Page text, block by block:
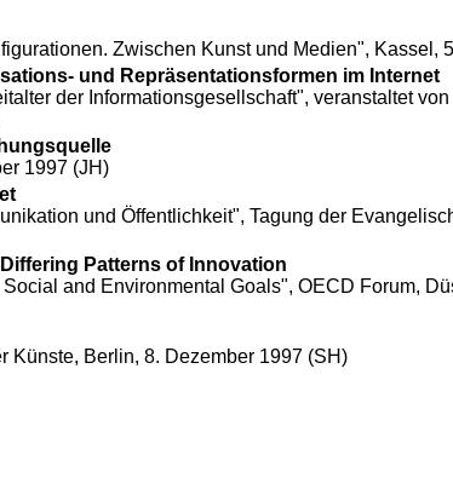
Zwischen Kunst und Medien", Kassel,
und Repräsentationsformen im Internet
der Informationsgesellschaft", veranstaltet
1997 (JH)
und Öffentlichkeit", Tagung der
Patterns of Innovation
and Environmental Goals", OECD Forum,
Künste, Berlin, 8. Dezember 1997 (SH)